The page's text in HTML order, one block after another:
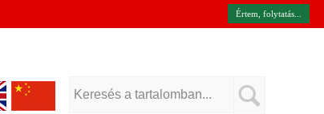
Értem, folytatás...